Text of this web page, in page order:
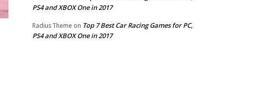
PS4 and XBOX One in 2017
Radius Theme on Top 7 Best Car Racing Games for PC,
PS4 and XBOX One in 2017